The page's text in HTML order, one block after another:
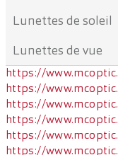
Lunettes de soleil
Lunettes de vue
https://
https://
https://
https://
https://
https://